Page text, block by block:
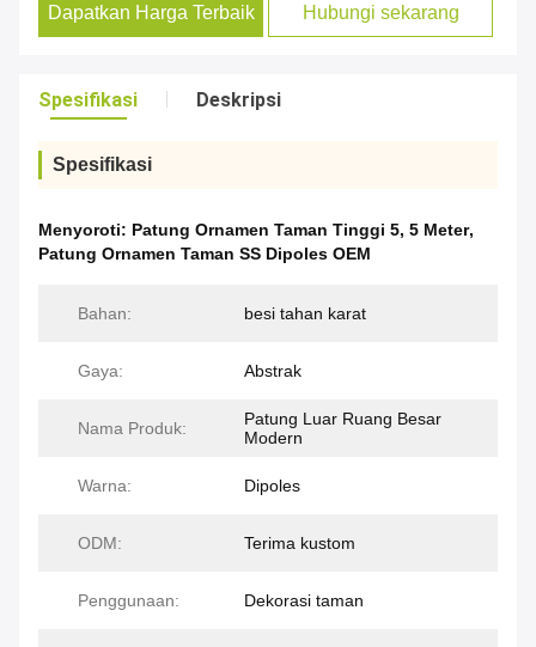
Dapatkan Harga Terbaik Hubungi sekarang
Spesifikasi Deskripsi
Spesifikasi
Menyoroti: Patung Ornamen Taman Tinggi 5, 5 Meter,
Patung Ornamen Taman SS Dipoles OEM
Bahan: besi tahan karat
Gaya: Abstrak
Nama Produk:
Patung Luar Ruang Besar
Modern
Warna: Dipoles
ODM: Terima kustom
Penggunaan: Dekorasi taman